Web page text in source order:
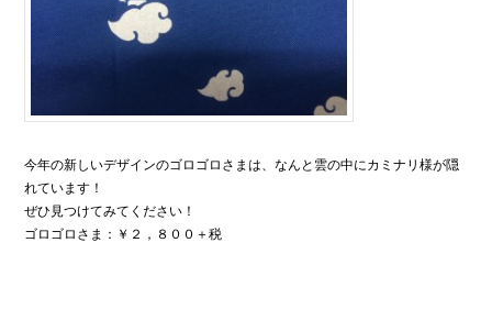
今年の新しいデザインのゴロゴロさまは、なんと雲の中にカミナリ様が隠
れています！
ぜひ見つけてみてください！
ゴロゴロさま：￥２，８００＋税